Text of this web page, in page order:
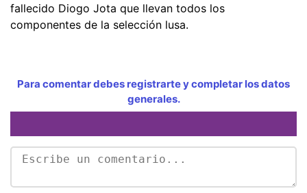
fallecido Diogo Jota que llevan todos los
componentes de la selección lusa.
Para comentar debes registrarte y completar los datos
generales.